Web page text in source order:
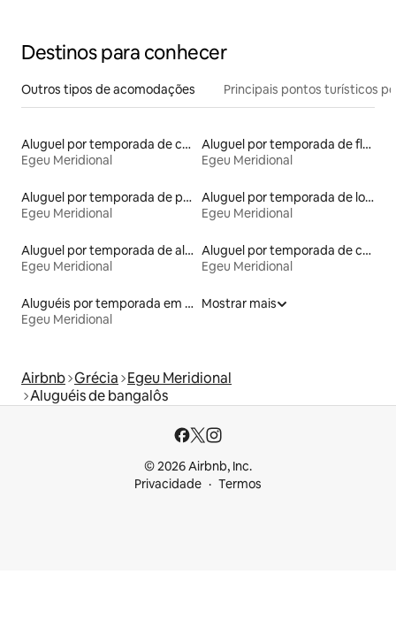
Destinos para conhecer
Outros tipos de acomodações Principais pontos turísticos
Aluguel por temporada de casas de veraneio
Egeu Meridional
Aluguel por temporada de flats
Egeu Meridional
Aluguel por temporada de pensões coreanas
Egeu Meridional
Aluguel por temporada de lofts
Egeu Meridional
Aluguel por temporada de alojamentos ecológicos
Egeu Meridional
Aluguel por temporada de cavernas
Egeu Meridional
Aluguéis por temporada em resorts
Egeu Meridional
Mostrar mais
Airbnb Grécia Egeu Meridional
Aluguéis de bangalôs
© 2026 Airbnb, Inc.
Privacidade
Termos